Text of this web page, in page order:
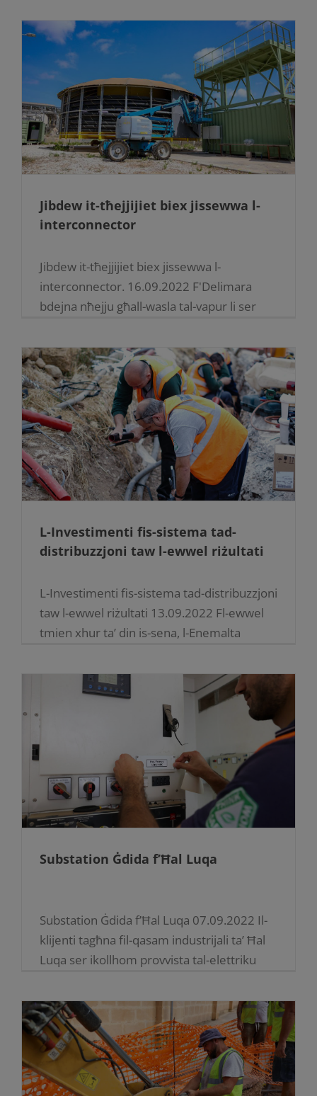
parti mill-pjan tagħna għat-titjib fis-sistema
tad-distribuzzjoni tal-elettriku. B’dan il-
proġett qegħdin inpoġġu [...]
Jibdew it-tħejjijiet biex jissewwa l-
interconnector
Jibdew it-tħejjijiet biex jissewwa l-
interconnector. 16.09.2022 F'Delimara
bdejna nħejju għall-wasla tal-vapur li ser
l-ħsara li ġarrab f’Marzu li għadda b'ankra
tat-tanker CHEM P f'Marzu l'għadda.L-
ewwel pass titneħħa [...]
L-Investimenti fis-sistema tad-
distribuzzjoni taw l-ewwel riżultati
L-Investimenti fis-sistema tad-distribuzzjoni
taw l-ewwel riżultati 13.09.2022 Fl-ewwel
tmien xhur ta’ din is-sena, l-Enemalta
miljun ewro allokati din is-sena għat-tisħiħ
tas-sistema tad-distribuzzjoni tal-elettriku.
Substation Ġdida f’Ħal Luqa
Substation Ġdida f’Ħal Luqa 07.09.2022 Il-
klijenti tagħna fil-qasam industrijali ta’ Ħal
Luqa ser ikollhom provvista tal-elettriku
Din is-substation saret fl-inħawi ta’ Ħal
Farruġ u ser [...]